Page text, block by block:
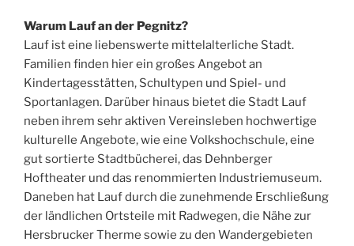
Warum Lauf an der Pegnitz?
Lauf ist eine liebenswerte mittelalterliche Stadt.
Familien finden hier ein großes Angebot an
Kindertagesstätten, Schultypen und Spiel- und
Sportanlagen. Darüber hinaus bietet die Stadt Lauf
neben ihrem sehr aktiven Vereinsleben hochwertige
kulturelle Angebote, wie eine Volkshochschule, eine
gut sortierte Stadtbücherei, das Dehnberger
Hoftheater und das renommierten Industriemuseum.
Daneben hat Lauf durch die zunehmende Erschließung
der ländlichen Ortsteile mit Radwegen, die Nähe zur
Hersbrucker Therme sowie zu den Wandergebieten